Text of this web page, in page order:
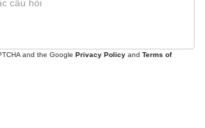
and the Google Privacy Policy and Terms of